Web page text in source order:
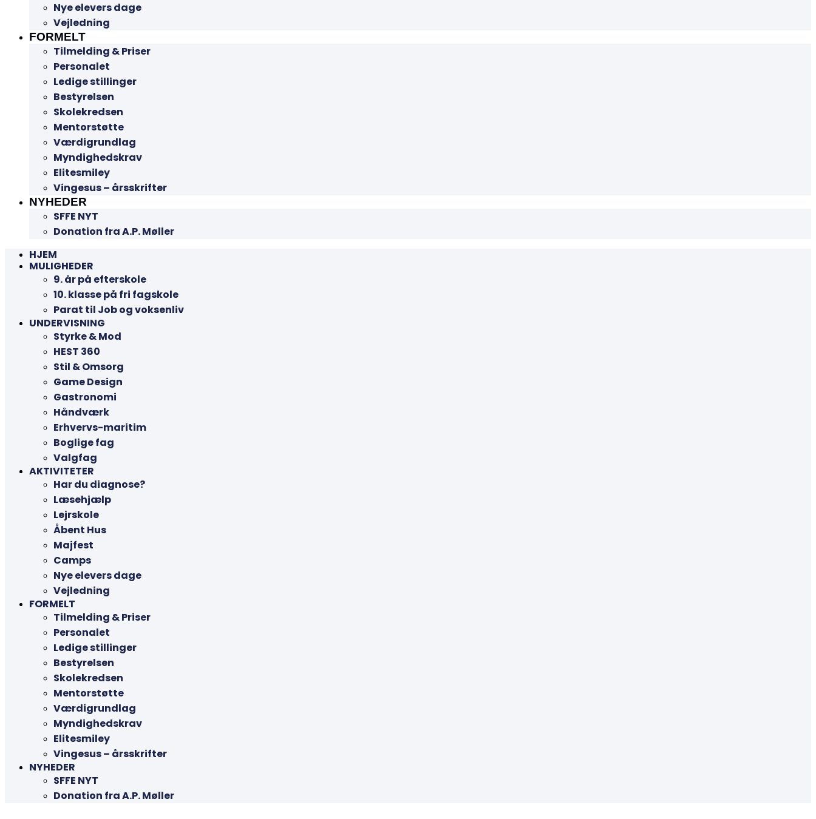
Nye elevers dage
Vejledning
FORMELT
Tilmelding & Priser
Personalet
Ledige stillinger
Bestyrelsen
Skolekredsen
Mentorstøtte
Værdigrundlag
Myndighedskrav
Elitesmiley
Vingesus – årsskrifter
NYHEDER
SFFE NYT
Donation fra A.P. Møller
HJEM
MULIGHEDER
9. år på efterskole
10. klasse på fri fagskole
Parat til Job og voksenliv
UNDERVISNING
Styrke & Mod
HEST 360
Stil & Omsorg
Game Design
Gastronomi
Håndværk
Erhvervs-maritim
Boglige fag
Valgfag
AKTIVITETER
Har du diagnose?
Læsehjælp
Lejrskole
Åbent Hus
Majfest
Camps
Nye elevers dage
Vejledning
FORMELT
Tilmelding & Priser
Personalet
Ledige stillinger
Bestyrelsen
Skolekredsen
Mentorstøtte
Værdigrundlag
Myndighedskrav
Elitesmiley
Vingesus – årsskrifter
NYHEDER
SFFE NYT
Donation fra A.P. Møller